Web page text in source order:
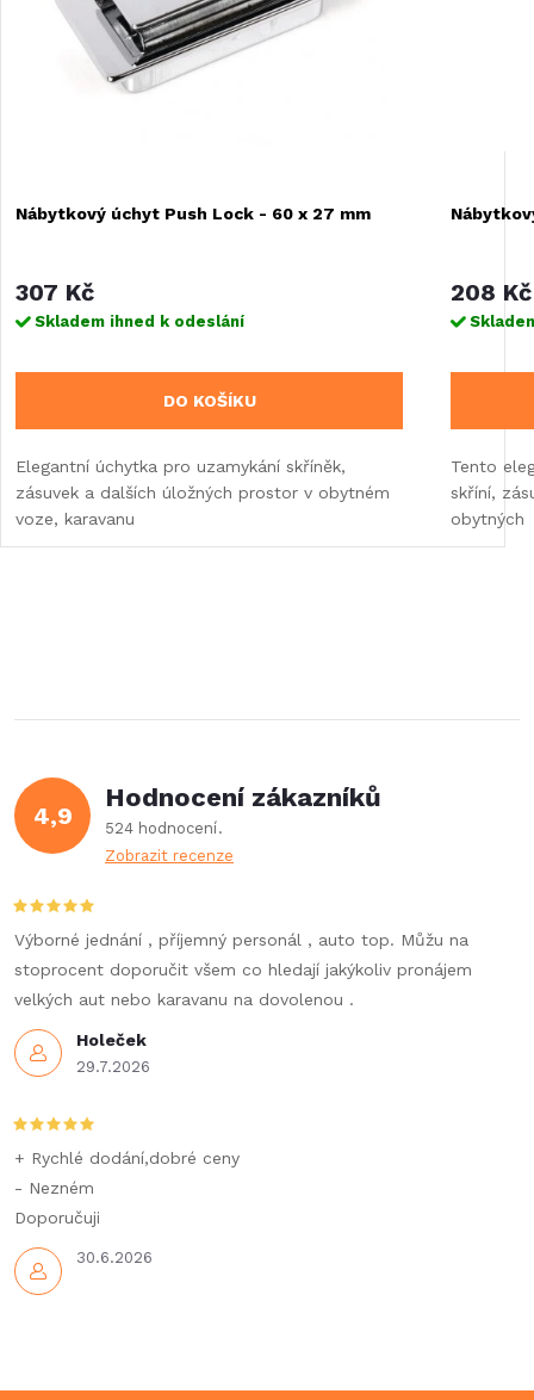
Nábytkový úchyt Push Lock - 60 x 27 mm
307 Kč
Skladem ihned k odeslání
DO KOŠÍKU
Elegantní úchytka pro uzamykání skříněk,
zásuvek a dalších úložných prostor v obytném
voze, karavanu
208 Kč
Tento
skříní,
obytných
4,9
Hodnocení zákazníků
524 hodnocení
Zobrazit recenze
Holeček
29.7.2026
Výborné jednání , příjemný personál , auto top. Můžu na
stoprocent doporučit všem co hledají jakýkoliv pronájem
velkých aut nebo karavanu na dovolenou .
30.6.2026
+ Rychlé dodání,dobré ceny
- Nezném
Doporučuji